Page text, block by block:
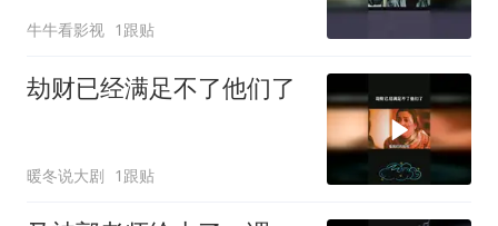
牛牛看影视 1跟贴
劫财已经满足不了他们了
暖冬说大剧 1跟贴